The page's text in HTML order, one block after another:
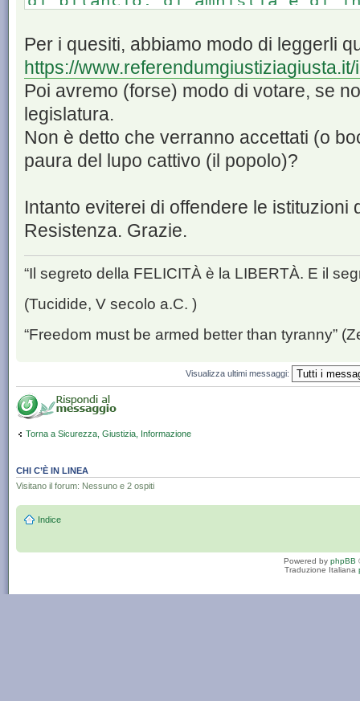
Hanno diritto di partecipare
cittadini chiamati ad eleggere
deputati.
La proposta soggetta a
partecipato alla votazione la
aventi diritto, e se è raggiunta
voti validamente espressi.
referendum.
Per i quesiti, abbiamo modo di leggerli
https://
Poi avremo (forse) modo di votare, se
legislatura.
Non è detto che verranno accettati (o
paura del lupo cattivo (il popolo)?
Intanto eviterei di offendere le istituzioni
Resistenza. Grazie.
“Il segreto della FELICITÀ è la LIBERTÀ. E il
(Tucidide, V secolo a.C. )
“Freedom must be armed better than tyranny”
Visualizza ultimi messaggi:
Torna a Sicurezza, Giustizia, Informazione
CHI C’È IN LINEA
Visitano il forum: Nessuno e 2 ospiti
Indice
Powered by phpBB
Traduzione Italiana